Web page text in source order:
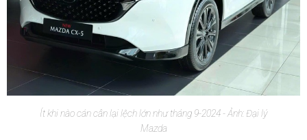
Ít khi nào cán cân lại lệch lớn như tháng 9-2024 - Ảnh: Đại lý
Mazda